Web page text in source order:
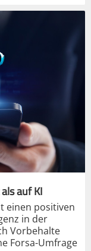
auf KI
einen positiven
in der
Vorbehalte
Forsa-Umfrage